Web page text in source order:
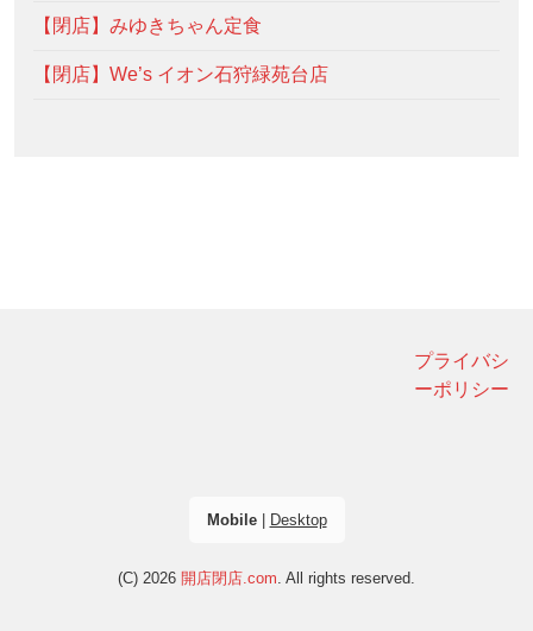
【閉店】みゆきちゃん定食
【閉店】We’s イオン石狩緑苑台店
プライバシ
ーポリシー
Mobile| Desktop
(C) 2026 開店閉店.com. All rights reserved.